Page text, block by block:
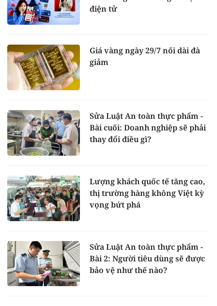
điện tử
Giá vàng ngày 29/7 nối dài đà
giảm
Sửa Luật An toàn thực phẩm -
Bài cuối: Doanh nghiệp sẽ phải
thay đổi điều gì?
Lượng khách quốc tế tăng cao,
thị trường hàng không Việt kỳ
vọng bứt phá
Sửa Luật An toàn thực phẩm -
Bài 2: Người tiêu dùng sẽ được
bảo vệ như thế nào?